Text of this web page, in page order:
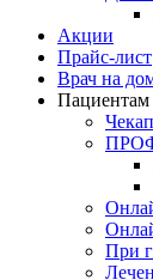
Акции
Прайс-лист
Врач на
Пациентам
При